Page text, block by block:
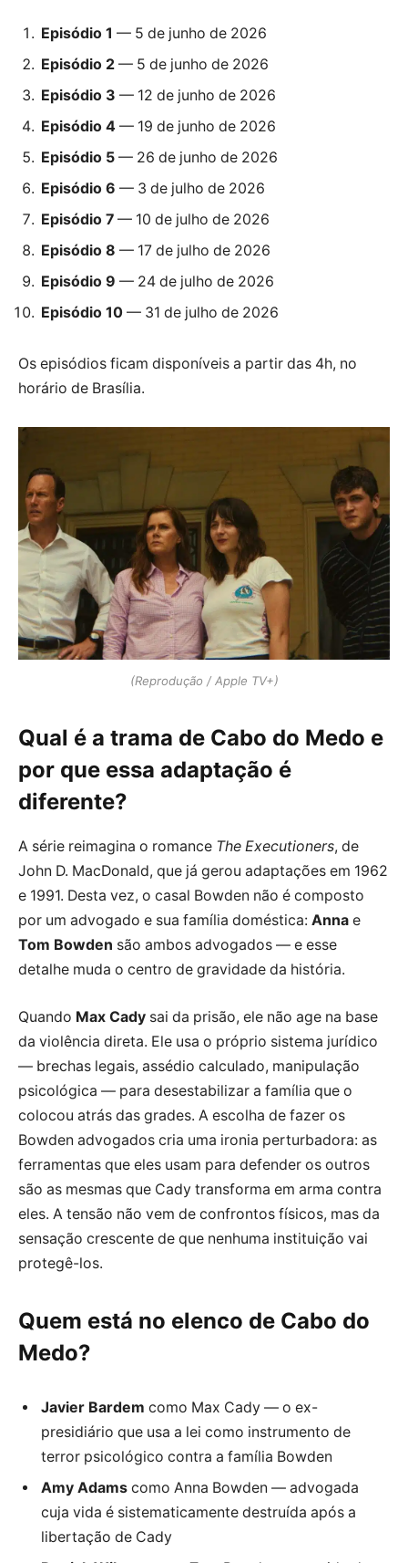
Episódio 1 — 5 de junho de 2026
Episódio 2 — 5 de junho de 2026
Episódio 3 — 12 de junho de 2026
Episódio 4 — 19 de junho de 2026
Episódio 5 — 26 de junho de 2026
Episódio 6 — 3 de julho de 2026
Episódio 7 — 10 de julho de 2026
Episódio 8 — 17 de julho de 2026
Episódio 9 — 24 de julho de 2026
Episódio 10 — 31 de julho de 2026
Os episódios ficam disponíveis a partir das 4h, no
horário de Brasília.
(Reprodução / Apple TV+)
Qual é a trama de Cabo do Medo e
por que essa adaptação é
diferente?
A série reimagina o romance The Executioners, de
John D. MacDonald, que já gerou adaptações em 1962
e 1991. Desta vez, o casal Bowden não é composto
por um advogado e sua família doméstica: Anna e
Tom Bowden são ambos advogados — e esse
detalhe muda o centro de gravidade da história.
Quando Max Cady sai da prisão, ele não age na base
da violência direta. Ele usa o próprio sistema jurídico
— brechas legais, assédio calculado, manipulação
psicológica — para desestabilizar a família que o
colocou atrás das grades. A escolha de fazer os
Bowden advogados cria uma ironia perturbadora: as
ferramentas que eles usam para defender os outros
são as mesmas que Cady transforma em arma contra
eles. A tensão não vem de confrontos físicos, mas da
sensação crescente de que nenhuma instituição vai
protegê-los.
Quem está no elenco de Cabo do
Medo?
Javier Bardem como Max Cady — o ex-
presidiário que usa a lei como instrumento de
terror psicológico contra a família Bowden
Amy Adams como Anna Bowden — advogada
cuja vida é sistematicamente destruída após a
libertação de Cady